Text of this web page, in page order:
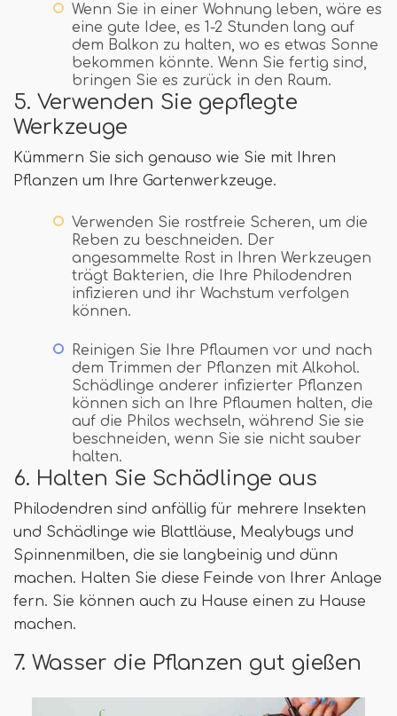
Wenn Sie in einer Wohnung leben, wäre es
eine gute Idee, es 1-2 Stunden lang auf
dem Balkon zu halten, wo es etwas Sonne
bekommen könnte. Wenn Sie fertig sind,
bringen Sie es zurück in den Raum.
5. Verwenden Sie gepflegte
Werkzeuge
Kümmern Sie sich genauso wie Sie mit Ihren
Pflanzen um Ihre Gartenwerkzeuge.
Verwenden Sie rostfreie Scheren, um die
Reben zu beschneiden. Der
angesammelte Rost in Ihren Werkzeugen
trägt Bakterien, die Ihre Philodendren
infizieren und ihr Wachstum verfolgen
können.
Reinigen Sie Ihre Pflaumen vor und nach
dem Trimmen der Pflanzen mit Alkohol.
Schädlinge anderer infizierter Pflanzen
können sich an Ihre Pflaumen halten, die
auf die Philos wechseln, während Sie sie
beschneiden, wenn Sie sie nicht sauber
halten.
6. Halten Sie Schädlinge aus
Philodendren sind anfällig für mehrere Insekten
und Schädlinge wie Blattläuse, Mealybugs und
Spinnenmilben, die sie langbeinig und dünn
machen. Halten Sie diese Feinde von Ihrer Anlage
fern. Sie können auch zu Hause einen zu Hause
machen.
7. Wasser die Pflanzen gut gießen